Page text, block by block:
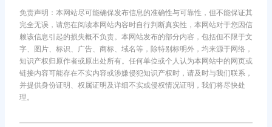
免责声明：本网站尽可能确保发布信息的准确性与可靠性，但不能保证其
完全无误，请您在阅读本网站内容时自行判断真实性，本网站对于您因信
赖该信息引起的损失概不负责。本网站发布的部分内容，包括但不限于文
字、图片、标识、广告、商标、域名等，除特别标明外，均来源于网络，
知识产权归原作者或原出处所有。任何单位或个人认为本网站中的网页或
链接内容可能存在不实内容或涉嫌侵犯知识产权时，请及时与我们联系，
并提供身份证明、权属证明及详细不实或侵权情况证明，我们将尽快处
理。